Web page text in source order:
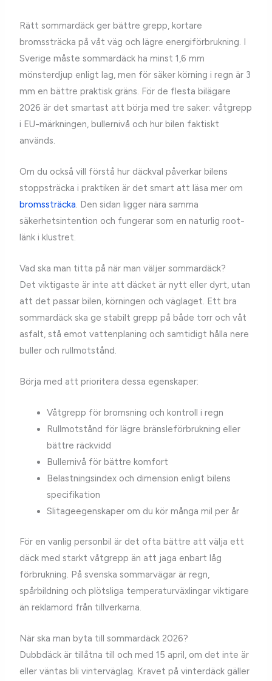
Rätt sommardäck ger bättre grepp, kortare
bromssträcka på våt väg och lägre energiförbrukning. I
Sverige måste sommardäck ha minst 1,6 mm
mönsterdjup enligt lag, men för säker körning i regn är 3
mm en bättre praktisk gräns. För de flesta bilägare
2026 är det smartast att börja med tre saker: våtgrepp
i EU-märkningen, bullernivå och hur bilen faktiskt
används.
Om du också vill förstå hur däckval påverkar bilens
stoppsträcka i praktiken är det smart att läsa mer om
bromssträcka. Den sidan ligger nära samma
säkerhetsintention och fungerar som en naturlig root-
länk i klustret.
Vad ska man titta på när man väljer sommardäck?
Det viktigaste är inte att däcket är nytt eller dyrt, utan
att det passar bilen, körningen och väglaget. Ett bra
sommardäck ska ge stabilt grepp på både torr och våt
asfalt, stå emot vattenplaning och samtidigt hålla nere
buller och rullmotstånd.
Börja med att prioritera dessa egenskaper:
Våtgrepp för bromsning och kontroll i regn
Rullmotstånd för lägre bränsleförbrukning eller
bättre räckvidd
Bullernivå för bättre komfort
Belastningsindex och dimension enligt bilens
specifikation
Slitageegenskaper om du kör många mil per år
För en vanlig personbil är det ofta bättre att välja ett
däck med starkt våtgrepp än att jaga enbart låg
förbrukning. På svenska sommarvägar är regn,
spårbildning och plötsliga temperaturväxlingar viktigare
än reklamord från tillverkarna.
När ska man byta till sommardäck 2026?
Dubbdäck är tillåtna till och med 15 april, om det inte är
eller väntas bli vinterväglag. Kravet på vinterdäck gäller